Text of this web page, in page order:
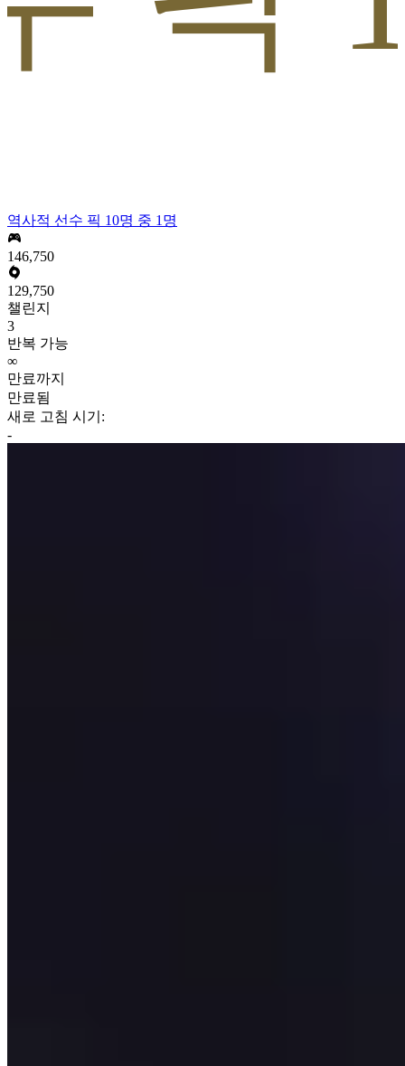
역사적 선수 픽 10명 중 1명
146,750
129,750
챌린지
3
반복 가능
∞
만료까지
만료됨
새로 고침 시기:
-